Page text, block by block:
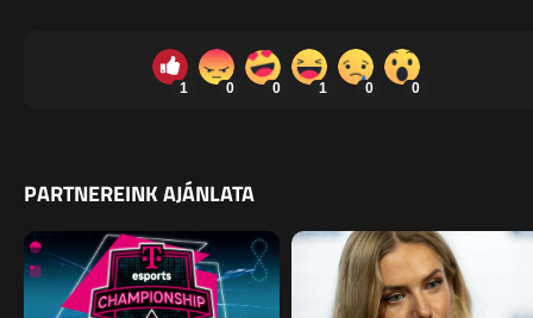
1 0 0 1 0 0
PARTNEREINK AJÁNLATA